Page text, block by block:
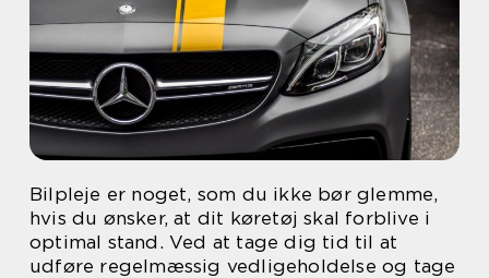
Bilpleje er noget, som du ikke bør glemme,
hvis du ønsker, at dit køretøj skal forblive i
optimal stand. Ved at tage dig tid til at
udføre regelmæssig vedligeholdelse og tage